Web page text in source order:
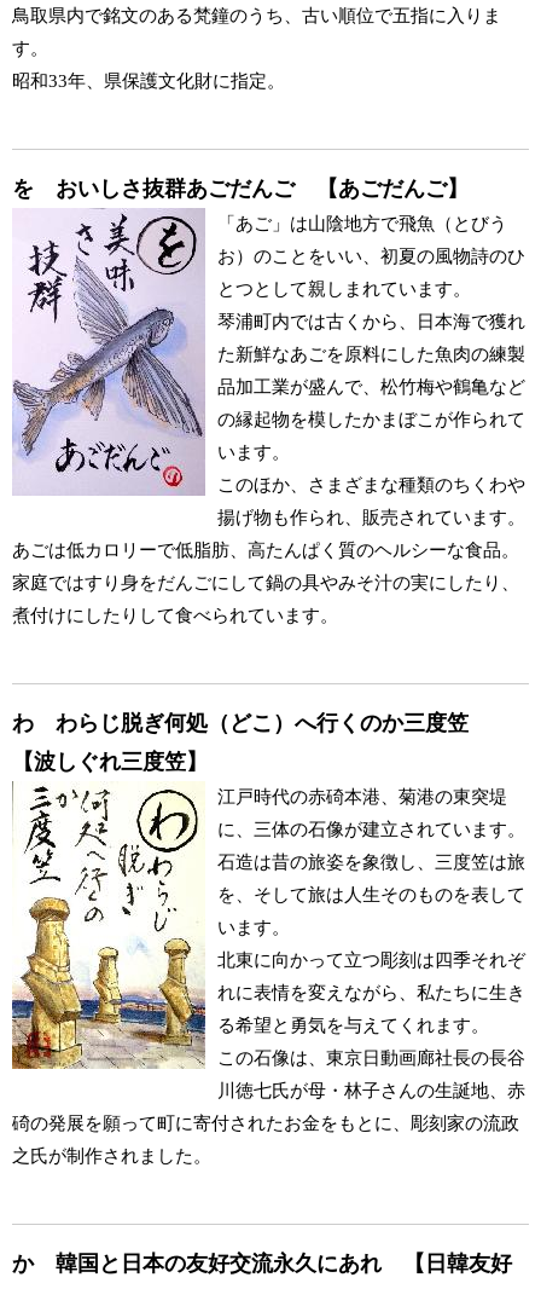
鳥取県内で銘文のある梵鐘のうち、古い順位で五指に入りま
す。
昭和33年、県保護文化財に指定。
を おいしさ抜群あごだんご 【あごだんご】
「あご」は山陰地方で飛魚（とびう
お）のことをいい、初夏の風物詩のひ
とつとして親しまれています。
琴浦町内では古くから、日本海で獲れ
た新鮮なあごを原料にした魚肉の練製
品加工業が盛んで、松竹梅や鶴亀など
の縁起物を模したかまぼこが作られて
います。
このほか、さまざまな種類のちくわや
揚げ物も作られ、販売されています。
あごは低カロリーで低脂肪、高たんぱく質のヘルシーな食品。
家庭ではすり身をだんごにして鍋の具やみそ汁の実にしたり、
煮付けにしたりして食べられています。
わ わらじ脱ぎ何処（どこ）へ行くのか三度笠
【波しぐれ三度笠】
江戸時代の赤碕本港、菊港の東突堤
に、三体の石像が建立されています。
石造は昔の旅姿を象徴し、三度笠は旅
を、そして旅は人生そのものを表して
います。
北東に向かって立つ彫刻は四季それぞ
れに表情を変えながら、私たちに生き
る希望と勇気を与えてくれます。
この石像は、東京日動画廊社長の長谷
川徳七氏が母・林子さんの生誕地、赤
碕の発展を願って町に寄付されたお金をもとに、彫刻家の流政
之氏が制作されました。
か 韓国と日本の友好交流永久にあれ 【日韓友好